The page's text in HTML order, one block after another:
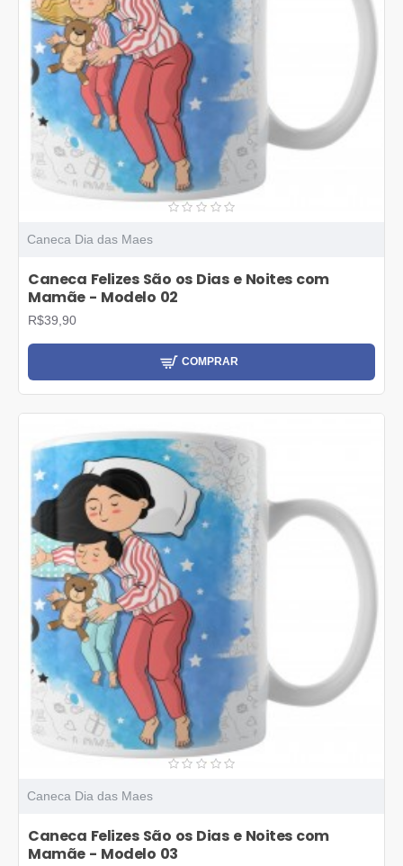
Caneca Dia das Maes
Caneca Felizes São os Dias e Noites com
Mamãe - Modelo 02
R$39,90
COMPRAR
Caneca Dia das Maes
Caneca Felizes São os Dias e Noites com
Mamãe - Modelo 03